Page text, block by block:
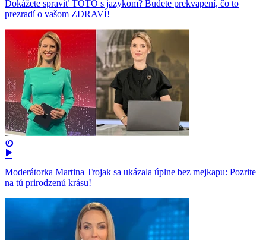
Dokážete spraviť TOTO s jazykom? Budete prekvapení, čo to
prezradí o vašom ZDRAVÍ!
Moderátorka Martina Trojak sa ukázala úplne bez mejkapu: Pozrite
na tú prirodzenú krásu!